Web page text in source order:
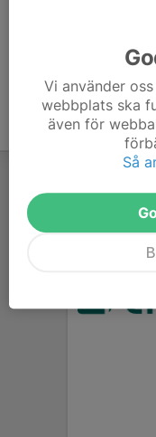
Vi använder
webbplats ska
även för
Så